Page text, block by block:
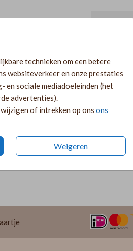
technieken om een betere
websiteverkeer en onze prestaties
en sociale mediadoeleinden (het
advertenties).
of intrekken op ons ons
Weigeren
twee
29
Formaten